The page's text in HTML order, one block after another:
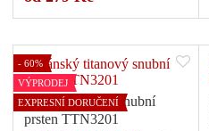
- 60%
VÝPRODEJ
EXPRESNÍ DORUČENÍ
Pánský titanový snubní
prsten TTN3201